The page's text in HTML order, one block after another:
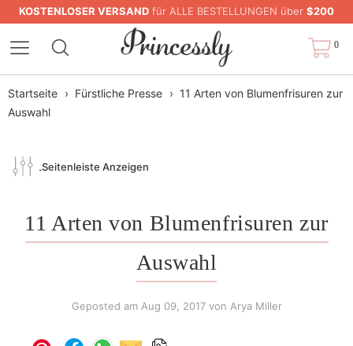
KOSTENLOSER VERSAND für ALLE BESTELLUNGEN über $200
0
Startseite › Fürstliche Presse › 11 Arten von Blumenfrisuren zur
Auswahl
Seitenleiste Anzeigen
11 Arten von Blumenfrisuren zur
Auswahl
Geposted am Aug 09, 2017von Arya Miller